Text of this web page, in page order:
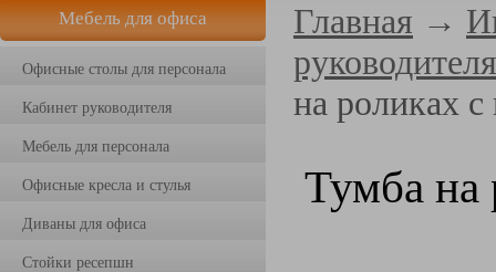
мебель
Мебель для офиса
Офисные столы для персонала
Кабинет руководителя
Мебель для персонала
Офисные кресла и стулья
Диваны для офиса
Стойки ресепшн
Главная →
на роликах
Тумба на